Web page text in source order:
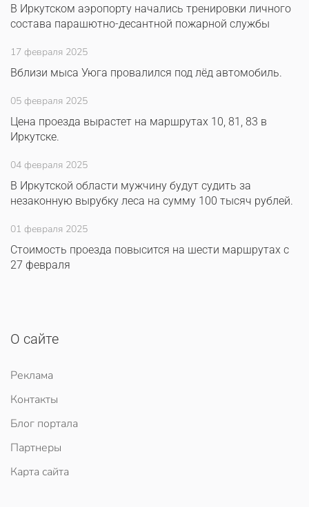
В Иркутском аэропорту начались тренировки личного
состава парашютно-десантной пожарной службы
17 февраля 2025
Вблизи мыса Уюга провалился под лёд автомобиль.
05 февраля 2025
Цена проезда вырастет на маршрутах 10, 81, 83 в
Иркутске.
04 февраля 2025
В Иркутской области мужчину будут судить за
незаконную вырубку леса на сумму 100 тысяч рублей.
01 февраля 2025
Стоимость проезда повысится на шести маршрутах с
27 февраля
О сайте
Реклама
Контакты
Блог портала
Партнеры
Карта сайта